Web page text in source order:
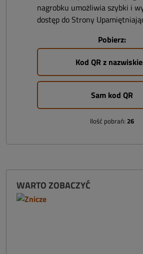
nagrobku umożliwia szybki i
dostęp do Strony
Pobierz:
Kod QR z
Sam kod QR
Ilość pobrań: 26
WARTO ZOBACZYĆ